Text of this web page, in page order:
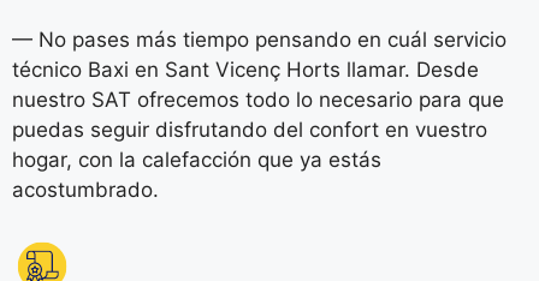
— No pases más tiempo pensando en cuál servicio
técnico Baxi en Sant Vicenç Horts llamar. Desde
nuestro SAT ofrecemos todo lo necesario para que
puedas seguir disfrutando del confort en vuestro
hogar, con la calefacción que ya estás
acostumbrado.